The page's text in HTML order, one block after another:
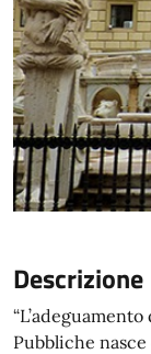
Descrizione
Pubbliche nasce